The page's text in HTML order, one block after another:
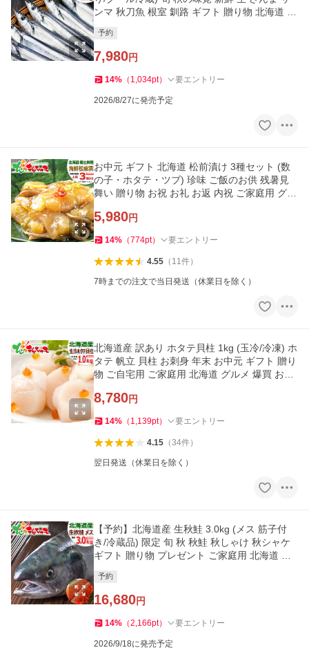
ンマ 秋刀魚 根室 釧路 ギフト 贈り物 北海道 グ
予約
7,980円
14% （ 1,034pt） 要エントリー
2026/8/27に発売予定
お中元 ギフト 北海道 松前漬け 3種セット (数
の子・ホタテ・ツブ) 珍味 ご飯のお供 残暑見
舞い 贈り物 お祝 お礼 お返 内祝 ご家庭用 グル
5,980円
14% （774pt） 要エントリー
4.55（ 11件）
7時までの注文で当日発送（休業日を除く）
北海道産 訳あり ホタテ貝柱 1kg (玉冷/冷凍) ホ
タテ 帆立 貝柱 お刺身 年末 お中元 ギフト 贈り
物 ご自宅用 ご家庭用 北海道 グルメ 爆買 お取
8,780円
14% （ 1,139pt） 要エントリー
4.15（34件）
翌日発送（休業日を除く）
【予約】北海道産 生秋鮭 3.0kg (メス 筋子付
き/冷蔵品) 限定 旬 秋 秋鮭 秋しゃけ 秋シャケ
ギフト 贈り物 プレゼント ご家庭用 北海道 グ
予約
16,680円
14% （2,166pt） 要エントリー
2026/9/18に発売予定